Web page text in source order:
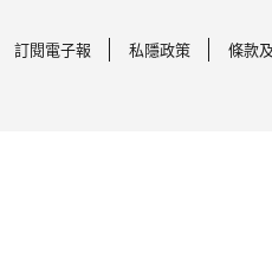
訂閱電子報 私隱政策 條款